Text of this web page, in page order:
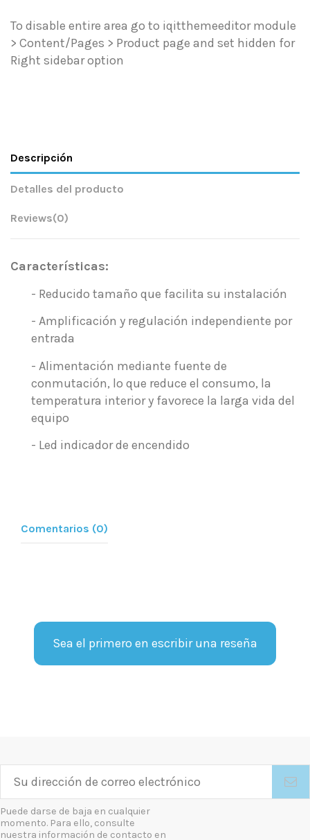
To disable entire area go to iqitthemeeditor module
> Content/Pages > Product page and set hidden for
Right sidebar option
Descripción
Detalles del producto
Reviews(0)
Características:
- Reducido tamaño que facilita su instalación
- Amplificación y regulación independiente por
entrada
- Alimentación mediante fuente de
conmutación, lo que reduce el consumo, la
temperatura interior y favorece la larga vida del
equipo
- Led indicador de encendido
Comentarios (0)
Sea el primero en escribir una reseña
Puede darse de baja en cualquier
momento. Para ello, consulte
nuestra información de contacto en